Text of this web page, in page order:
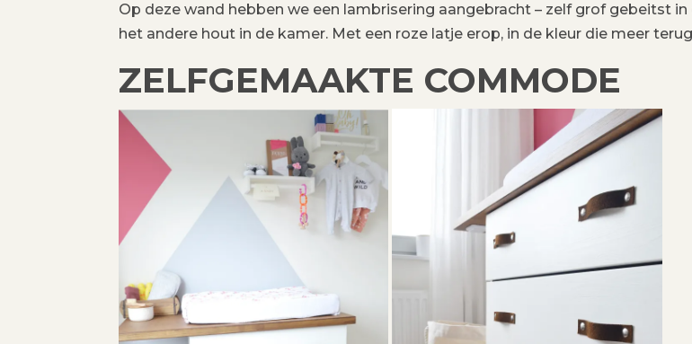
Op deze wand hebben we een lambrisering aangebracht – zelf grof gebeitst in
het andere hout in de kamer. Met een roze latje erop, in de kleur die meer
ZELFGEMAAKTE COMMODE